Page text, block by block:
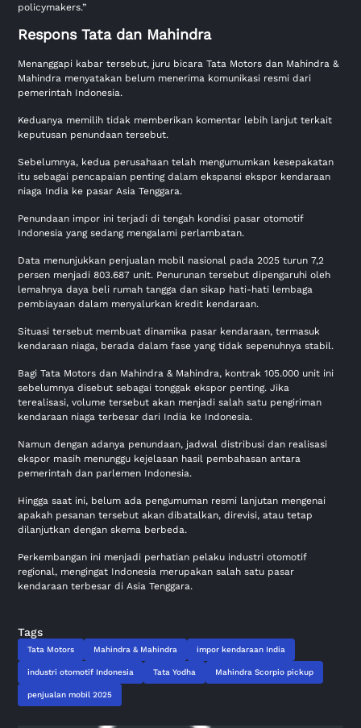
policymakers.”
Respons Tata dan Mahindra
Menanggapi kabar tersebut, juru bicara Tata Motors dan Mahindra &
Mahindra menyatakan belum menerima komunikasi resmi dari
pemerintah Indonesia.
Keduanya memilih tidak memberikan komentar lebih lanjut terkait
keputusan penundaan tersebut.
Sebelumnya, kedua perusahaan telah mengumumkan kesepakatan
itu sebagai pencapaian penting dalam ekspansi ekspor kendaraan
niaga India ke pasar Asia Tenggara.
Penundaan impor ini terjadi di tengah kondisi pasar otomotif
Indonesia yang sedang mengalami perlambatan.
Data menunjukkan penjualan mobil nasional pada 2025 turun 7,2
persen menjadi 803.687 unit. Penurunan tersebut dipengaruhi oleh
lemahnya daya beli rumah tangga dan sikap hati-hati lembaga
pembiayaan dalam menyalurkan kredit kendaraan.
Situasi tersebut membuat dinamika pasar kendaraan, termasuk
kendaraan niaga, berada dalam fase yang tidak sepenuhnya stabil.
Bagi Tata Motors dan Mahindra & Mahindra, kontrak 105.000 unit ini
sebelumnya disebut sebagai tonggak ekspor penting. Jika
terealisasi, volume tersebut akan menjadi salah satu pengiriman
kendaraan niaga terbesar dari India ke Indonesia.
Namun dengan adanya penundaan, jadwal distribusi dan realisasi
ekspor masih menunggu kejelasan hasil pembahasan antara
pemerintah dan parlemen Indonesia.
Hingga saat ini, belum ada pengumuman resmi lanjutan mengenai
apakah pesanan tersebut akan dibatalkan, direvisi, atau tetap
dilanjutkan dengan skema berbeda.
Perkembangan ini menjadi perhatian pelaku industri otomotif
regional, mengingat Indonesia merupakan salah satu pasar
kendaraan terbesar di Asia Tenggara.
Tags
Tata Motors Mahindra & Mahindra impor kendaraan India
industri otomotif Indonesia Tata Yodha Mahindra Scorpio pickup
penjualan mobil 2025